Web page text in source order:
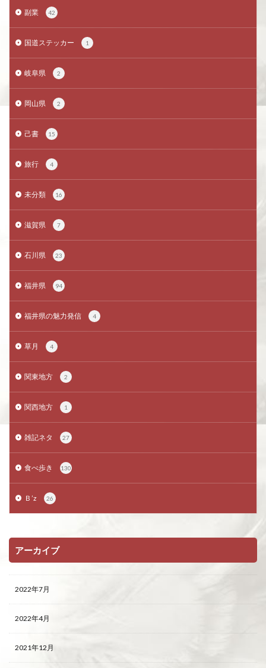
副業 42
国道ステッカー 1
岐阜県 2
岡山県 2
己書 15
旅行 4
未分類 16
滋賀県 7
石川県 23
福井県 94
福井県の魅力発信 4
草月 4
関東地方 2
関西地方 1
雑記ネタ 27
食べ歩き 130
Ｂ’z 26
アーカイブ
2022年7月
2022年4月
2021年12月